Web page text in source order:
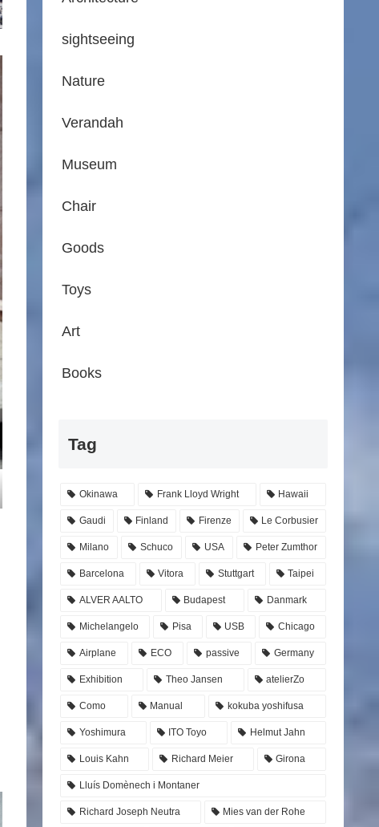
sightseeing
Nature
Verandah
Museum
Chair
Goods
Toys
Art
Books
Tag
Okinawa Frank Lloyd Wright Hawaii
Gaudi Finland Firenze Le Corbusier
Milano Schuco USA Peter Zumthor
Barcelona Vitora Stuttgart Taipei
ALVER AALTO Budapest Danmark
Michelangelo Pisa USB Chicago
Airplane ECO passive Germany
Exhibition Theo Jansen atelierZo
Como Manual kokuba yoshifusa
Yoshimura ITO Toyo Helmut Jahn
Louis Kahn Richard Meier Girona
Lluís Domènech i Montaner
Richard Joseph Neutra Mies van der Rohe